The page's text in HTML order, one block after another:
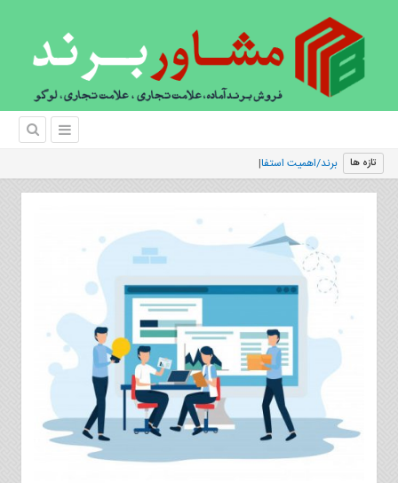
تازه ها برند/اهمیت استفاده از رویکرد